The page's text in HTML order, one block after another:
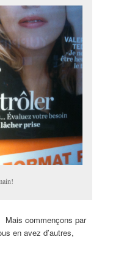
commençons par
en avez d’autres,